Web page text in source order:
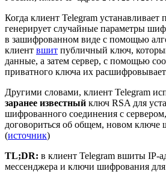
Когда клиент Telegram
генерирует случайные параметры
в зашифрованном виде с помощью
клиент вшит публичный ключ,
данные, а затем сервер, с помощью
приватного ключа их
Другими словами, клиент Telegram
заранее известный ключ RSA для
шифрованного соединения с
договориться об общем, новом ключе
(источник)
TL;DR: в клиент Telegram вшиты IP-
мессенджера и ключи шифрования для